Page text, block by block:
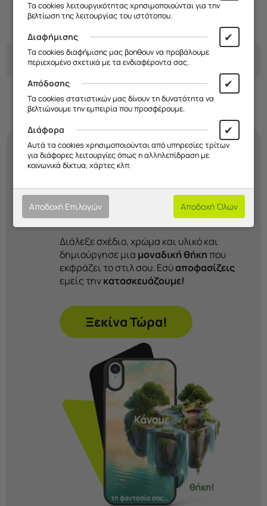
9,90€
Κάνε τη
σου
τόσο μοναδική όσο κι
εσύ!
Διάλεξε σχέδιο, χρώμα και υλικό και
δημιούργησε μια μοναδική θήκηπου
εκφράζει το στιλ σου. Εσύαποφασίζεις
εμείς τηνκατασκευάζουμε!
Ξεκίνα Τώρα!
Τα cookies λειτουργικότητας χρησιμοποιούνται για την
βελτίωση της λειτουργίας του ιστότοπου.
Διαφήμισης ✔
Τα cookies διαφήμισης μας βοηθουν να προβάλουμε
περιεχομένο σχετικά με τα ενδιαφέροντα σας.
Απόδοσης ✔
Τα cookies στατιστικών μας δίνουν τη δυνατότητα να
βελτιώνουμε την εμπειρία που προσφέρουμε.
Διάφορα ✔
Αυτά τα cookies χρησιμοποιούνται από υπηρεσίες τρίτων
για διάφορες λειτουργίες όπως η αλληλεπίδραση με
κοινωνικά δίκτυα, χάρτες κλπ.
Αποδοχή Επιλογών Αποδοχή Όλων